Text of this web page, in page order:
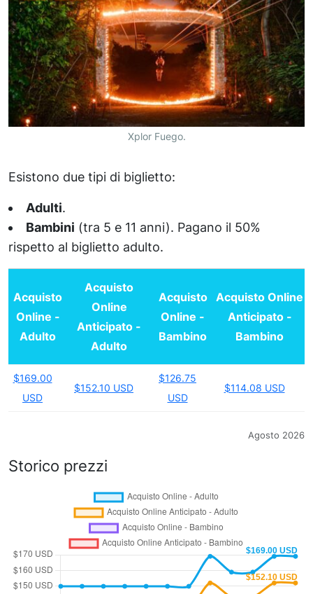
Xplor Fuego.
Esistono due tipi di biglietto:
Adulti.
Bambini (tra 5 e 11 anni). Pagano il 50%
rispetto al biglietto adulto.
Acquisto
Online -
Adulto
Acquisto
Online
Anticipato -
Adulto
Acquisto
Online -
Bambino
Acquisto Online
Anticipato -
Bambino
$169.00
USD
$152.10 USD
$126.75
USD
$114.08 USD
Agosto 2026
Storico prezzi